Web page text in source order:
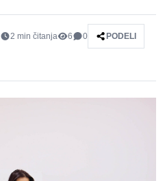
2 min čitanja 6 0 PODELI